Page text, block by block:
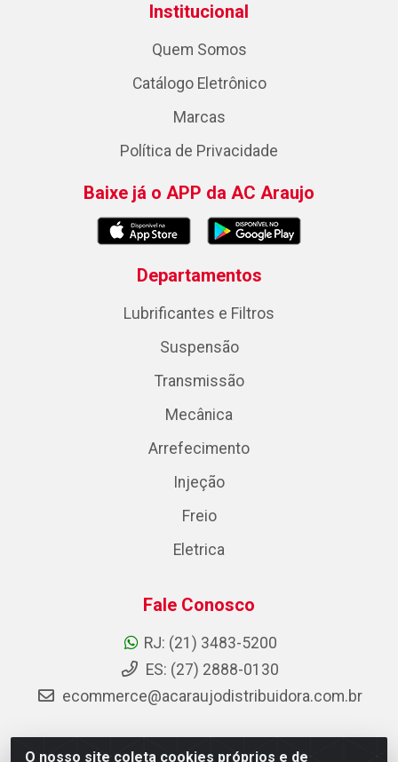
O nosso site coleta cookies próprios e de
Institucional
Quem Somos
Catálogo Eletrônico
Marcas
Política de Privacidade
Baixe já o APP da AC Araujo
Departamentos
Lubrificantes e Filtros
Suspensão
Transmissão
Mecânica
Arrefecimento
Injeção
Freio
Eletrica
Fale Conosco
RJ: (21) 3483-5200
ES: (27) 2888-0130
ecommerce@acaraujodistribuidora.com.br